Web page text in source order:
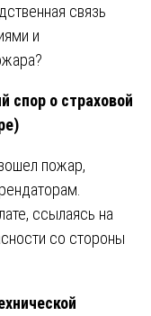
связь
и
спор о страховой
пожар,
ссылаясь на
со стороны